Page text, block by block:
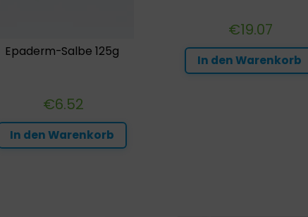
Epaderm-Salbe 125g
€6.52
In den Warenkorb
€19.07
In den Warenkorb